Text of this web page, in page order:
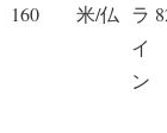
160 米/仏 ラ
イ
ン